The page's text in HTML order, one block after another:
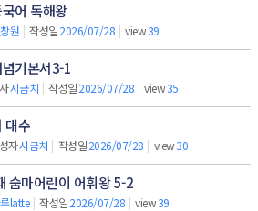
어 독해왕
원 | 작성일2026/07/28 | view39
기본서3-1
시금치 | 작성일2026/07/28 | view35
대수
자시금치 | 작성일2026/07/28 | view30
숨마어린이 어휘왕 5-2
latte | 작성일2026/07/28 | view39